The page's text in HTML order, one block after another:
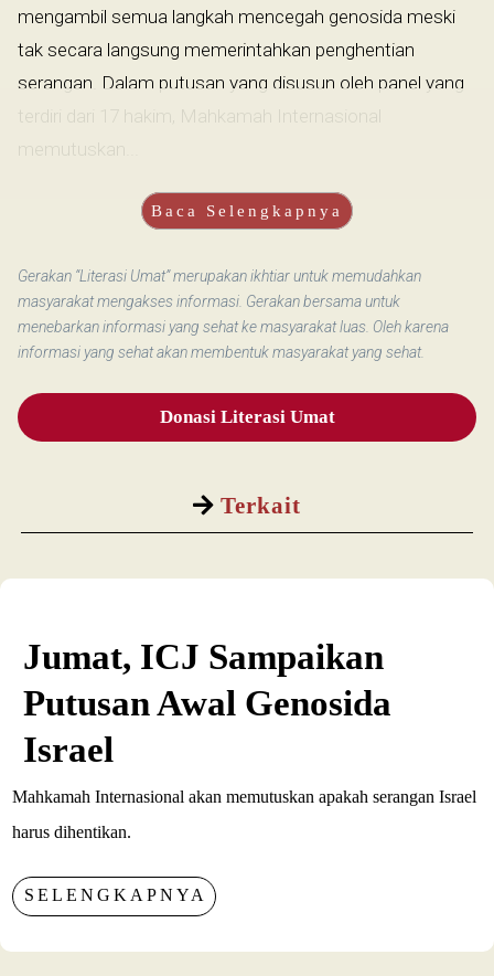
Terkait
mengambil semua langkah mencegah genosida meski
tak secara langsung memerintahkan penghentian
serangan. Dalam putusan yang disusun oleh panel yang
terdiri dari 17 hakim, Mahkamah Internasional
memutuskan...
Baca Selengkapnya
Gerakan “Literasi Umat” merupakan ikhtiar untuk memudahkan
masyarakat mengakses informasi. Gerakan bersama untuk
menebarkan informasi yang sehat ke masyarakat luas. Oleh karena
informasi yang sehat akan membentuk masyarakat yang sehat.
Donasi Literasi Umat
Jumat, ICJ Sampaikan
Putusan Awal Genosida
Israel
Mahkamah Internasional akan memutuskan apakah serangan Israel
harus dihentikan.
SELENGKAPNYA